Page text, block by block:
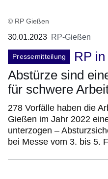
© RP Gießen
30.01.2023 RP-Gießen
Pressemitteilung
RP
Abstürze sind
für schwere
278 Vorfälle haben die
Gießen im Jahr 2022
unterzogen –
bei Messe vom 3. bis 5.